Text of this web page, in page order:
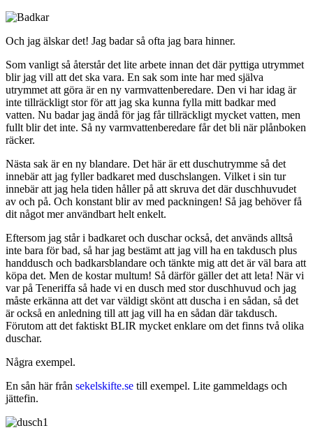
Och jag älskar det! Jag badar så ofta jag bara hinner.
Som vanligt så återstår det lite arbete innan det där pyttiga utrymmet
blir jag vill att det ska vara. En sak som inte har med själva
utrymmet att göra är en ny varmvattenberedare. Den vi har idag är
inte tillräckligt stor för att jag ska kunna fylla mitt badkar med
vatten. Nu badar jag ändå för jag får tillräckligt mycket vatten, men
fullt blir det inte. Så ny varmvattenberedare får det bli när plånboken
räcker.
Nästa sak är en ny blandare. Det här är ett duschutrymme så det
innebär att jag fyller badkaret med duschslangen. Vilket i sin tur
innebär att jag hela tiden håller på att skruva det där duschhuvudet
av och på. Och konstant blir av med packningen! Så jag behöver få
dit något mer användbart helt enkelt.
Eftersom jag står i badkaret och duschar också, det används alltså
inte bara för bad, så har jag bestämt att jag vill ha en takdusch plus
handdusch och badkarsblandare och tänkte mig att det är väl bara att
köpa det. Men de kostar multum! Så därför gäller det att leta! När vi
var på Teneriffa så hade vi en dusch med stor duschhuvud och jag
måste erkänna att det var väldigt skönt att duscha i en sådan, så det
är också en anledning till att jag vill ha en sådan där takdusch.
Förutom att det faktiskt BLIR mycket enklare om det finns två olika
duschar.
Några exempel.
En sån här från sekelskifte.se till exempel. Lite gammeldags och
jättefin.